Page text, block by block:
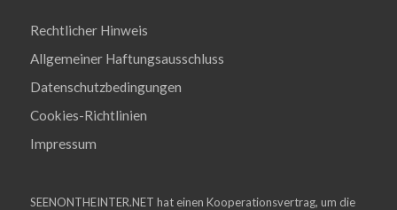
Rechtlicher Hinweis
Allgemeiner Haftungsausschluss
Datenschutzbedingungen
Cookies-Richtlinien
Impressum
SEENONTHEINTER.NET hat einen Kooperationsvertrag, um die